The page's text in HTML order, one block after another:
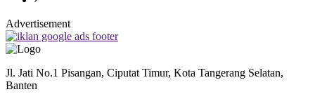
Advertisement
Jl. Jati No.1 Pisangan, Ciputat Timur, Kota Tangerang Selatan,
Banten